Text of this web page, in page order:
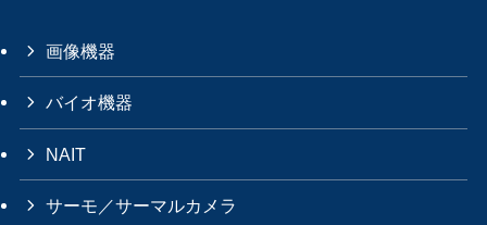
画像機器
バイオ機器
NAIT
サーモ／サーマルカメラ